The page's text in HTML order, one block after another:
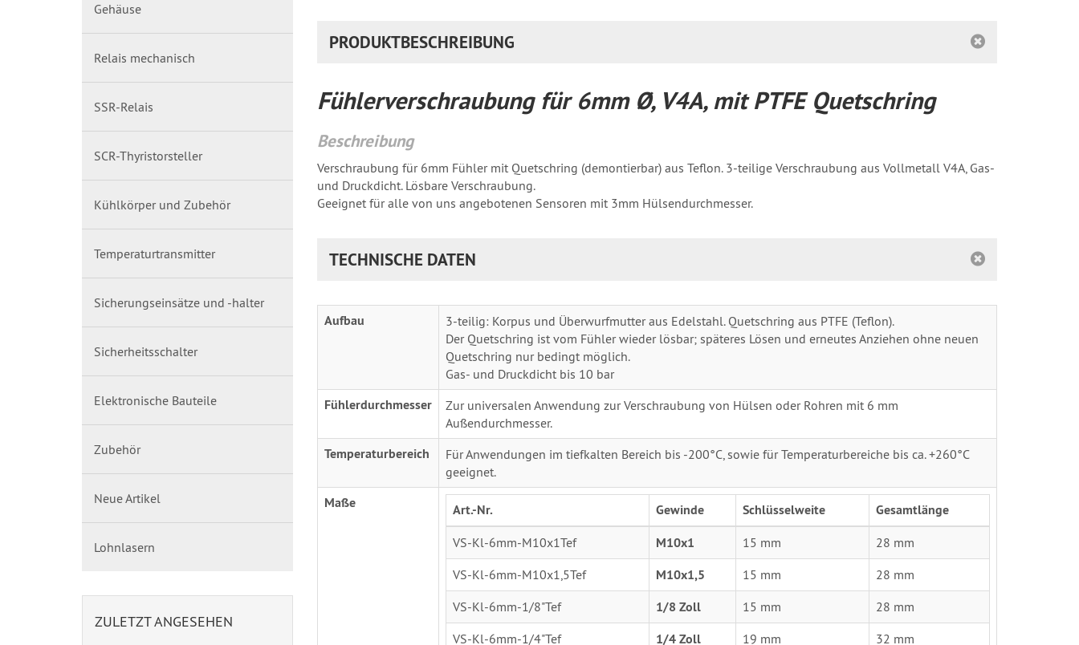
PRODUKTBESCHREIBUNG
Fühlerverschraubung für 6mm Ø, V4A, mit PTFE Quetschring
Beschreibung
Verschraubung für 6mm Fühler mit Quetschring (demontierbar) aus Teflon. 3-teilige Verschraubung aus Vollmetall V4A, Gas-
und Druckdicht. Lösbare Verschraubung.
Geeignet für alle von uns angebotenen Sensoren mit 3mm Hülsendurchmesser.
TECHNISCHE DATEN
Aufbau
3-teilig: Korpus und Überwurfmutter aus Edelstahl. Quetschring aus PTFE (Teflon).
Der Quetschring ist vom Fühler wieder lösbar; späteres Lösen und erneutes Anziehen ohne neuen
Quetschring nur bedingt möglich.
Gas- und Druckdicht bis 10 bar
Fühlerdurchmesser
Zur universalen Anwendung zur Verschraubung von Hülsen oder Rohren mit 6 mm
Außendurchmesser.
Temperaturbereich
Für Anwendungen im tiefkalten Bereich bis -200°C, sowie für Temperaturbereiche bis ca. +260°C
geeignet.
Maße Art.-Nr. Gewinde Schlüsselweite Gesamtlänge
VS-Kl-6mm-M10x1Tef M10x1 15 mm
28 mm
VS-Kl-6mm-M10x1,5Tef
M10x1,5 15 mm
28 mm
VS-Kl-6mm-1/8"Tef
1/8 Zoll 15 mm
28 mm
VS-Kl-6mm-1/4"Tef
1/4 Zoll 19 mm
32 mm
Gehäuse
Relais mechanisch
SSR-Relais
SCR-Thyristorsteller
Kühlkörper und Zubehör
Temperaturtransmitter
Sicherungseinsätze und -halter
Sicherheitsschalter
Elektronische Bauteile
Zubehör
Neue Artikel
Lohnlasern
ZULETZT ANGESEHEN